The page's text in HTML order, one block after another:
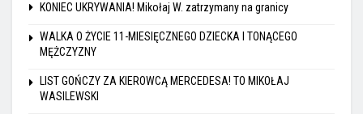
KONIEC UKRYWANIA! Mikołaj W. zatrzymany na granicy
WALKA O ŻYCIE 11-MIESIĘCZNEGO DZIECKA I TONĄCEGO
MĘŻCZYZNY
LIST GOŃCZY ZA KIEROWCĄ MERCEDESA! TO MIKOŁAJ
WASILEWSKI